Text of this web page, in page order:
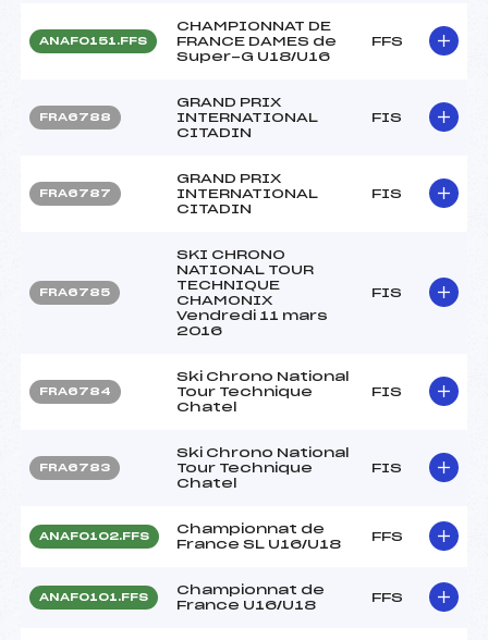
ANAF0151.FFS
CHAMPIONNAT DE
FRANCE DAMES de
Super-G U18/U16
FFS
FRA6788
GRAND PRIX
INTERNATIONAL
CITADIN
FIS
FRA6787
GRAND PRIX
INTERNATIONAL
CITADIN
FIS
FRA6785
SKI CHRONO
NATIONAL TOUR
TECHNIQUE
CHAMONIX
Vendredi 11 mars
2016
FIS
FRA6784
Ski Chrono National
Tour Technique
Chatel
FIS
FRA6783
Ski Chrono National
Tour Technique
Chatel
FIS
ANAF0102.FFS
Championnat de
France SL U16/U18
FFS
ANAF0101.FFS
Championnat de
France U16/U18
FFS